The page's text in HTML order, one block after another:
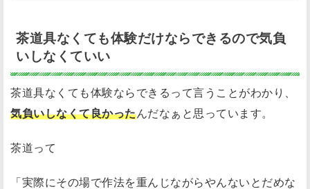
茶道具なくても体験だけならできるので気負
いしなくていい
茶道具なくても体験ならできるって言うことがわかり、
気負いしなくて良かったんだなぁと思っています。
茶道って
「実際にその場で作法を重んじながらやんないとだめな